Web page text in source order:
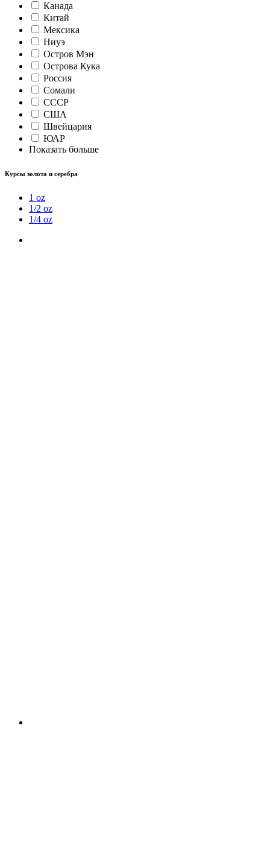
Канада
Китай
Мексика
Ниуэ
Остров Мэн
Острова Кука
Россия
Сомали
СССР
США
Швейцария
ЮАР
Показать больше
Курсы золота и серебра
1 oz
1/2 oz
1/4 oz